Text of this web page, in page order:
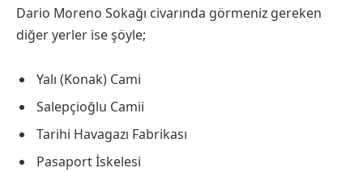
Dario Moreno Sokağı civarında görmeniz gereken
diğer yerler ise şöyle;
Yalı (Konak) Cami
Salepçioğlu Camii
Tarihi Havagazı Fabrikası
Pasaport İskelesi